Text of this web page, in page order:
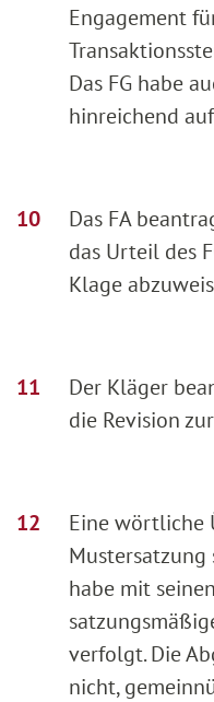
Engagement
Das FG habe
hinreichend
Das FA
das Urteil des
Klage
Der Kläger
die Revision
Eine wörtliche
habe mit
verfolgt. Die
nicht,